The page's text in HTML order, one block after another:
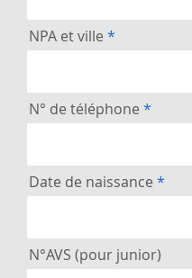
NPA et ville
N° de téléphone
Date de naissance
N°AVS (pour junior)